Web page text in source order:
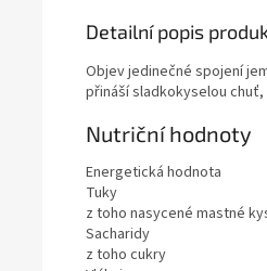
Detailní popis
Objev jedinečné spojení
přináší sladkokyselou
Nutriční hodnoty
Energetická hodnota
Tuky
z toho nasycené mastné
Sacharidy
z toho cukry